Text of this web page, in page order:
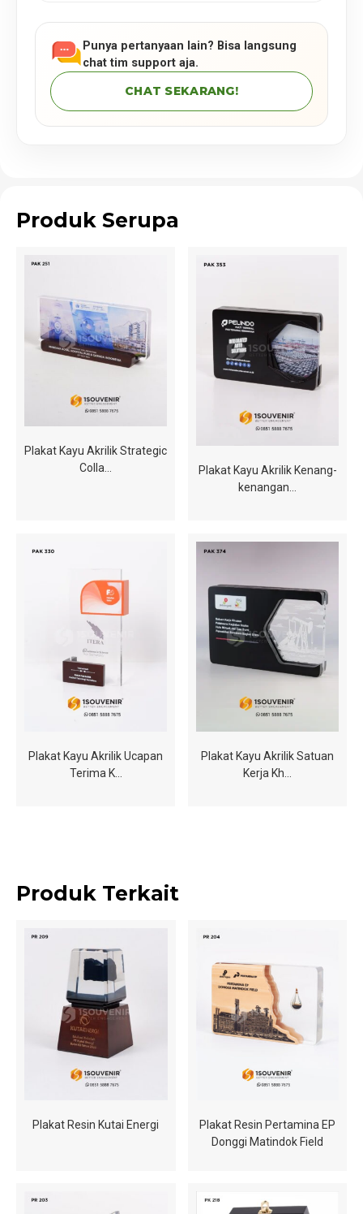
Punya pertanyaan lain? Bisa langsung
chat tim support aja.
CHAT SEKARANG!
Produk Serupa
Plakat Kayu Akrilik Strategic
Colla…
Plakat Kayu Akrilik Kenang-
kenangan…
Plakat Kayu Akrilik Ucapan
Terima K…
Plakat Kayu Akrilik Satuan
Kerja Kh…
Produk Terkait
Plakat Resin Kutai Energi
Plakat Resin Pertamina EP
Donggi Matindok Field